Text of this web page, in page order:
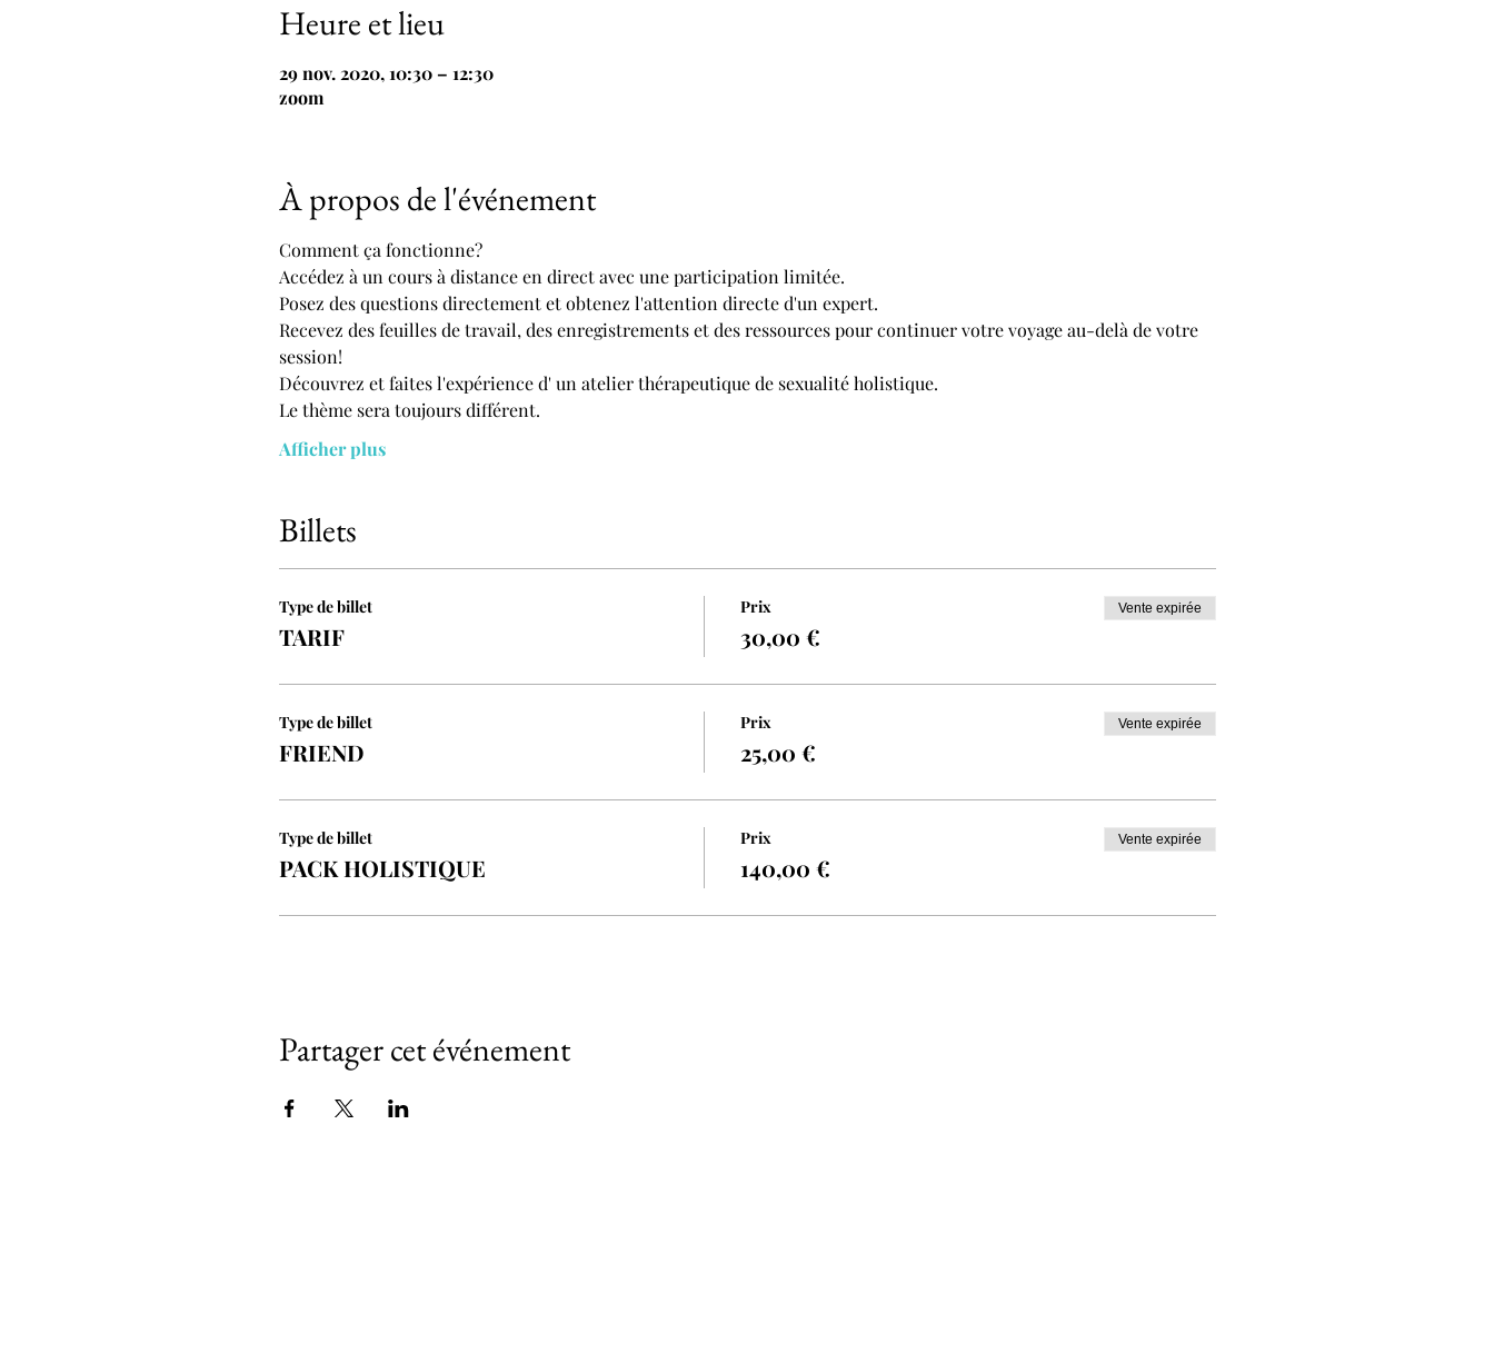
Heure et lieu
29 nov. 2020, 10:30 – 12:30
zoom
À propos de l'événement
Comment ça fonctionne?
Accédez à un cours à distance en direct avec une participation limitée.
Posez des questions directement et obtenez l'attention directe d'un expert.
Recevez des feuilles de travail, des enregistrements et des ressources pour continuer votre voyage au-delà de votre
session!
Découvrez et faites l'expérience d' un atelier thérapeutique de sexualité holistique.
Le thème sera toujours différent.
Afficher plus
Billets
Type de billet
TARIF
Prix
30,00 €
Vente expirée
Type de billet
FRIEND
Prix
25,00 €
Vente expirée
Type de billet
PACK HOLISTIQUE
Prix
140,00 €
Vente expirée
Partager cet événement